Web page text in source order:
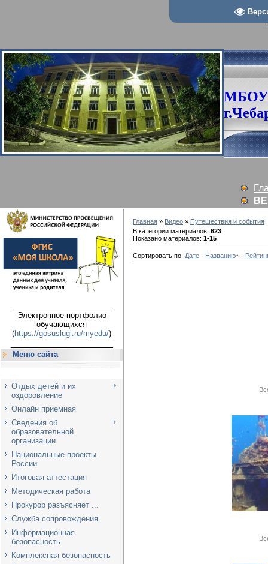
Электронное портфолио
обучающихся
(https://gosuslugi.ru/myedu/)
Меню сайта
Отдых детей и их
оздоровление
Онлайн приемная
Сведения об
образовательной
организации
Национальные проекты
России
Итоговая аттестация
Методическая работа
Прокурор разъясняет ...
Служба сопровождения
Информационная
безопасность
Комплексная безопасность
Главная » Видео » Путешествия и события
В категории материалов: 623
Показано материалов: 1-15
Сортировать по: Дате · Названию↑ ·